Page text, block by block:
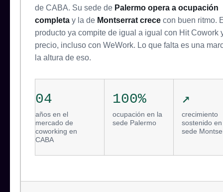
de CABA. Su sede de Palermo opera a ocupación
completa y la de Montserrat crece con buen ritmo.
producto ya compite de igual a igual con Hit Cowork
precio, incluso con WeWork. Lo que falta es una
la altura de eso.
04
años en el
mercado de
coworking en
CABA
100%
ocupación en la
sede Palermo
↗
crecimiento
sostenido
sede